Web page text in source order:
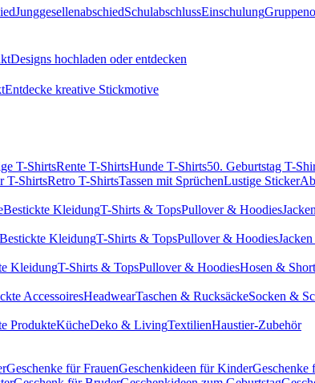
JunggesellenabschiedSchulabschlussEinschulung
Designs hochladen oder entdecken
Entdecke kreative Stickmotive
T-ShirtsRente T-ShirtsHunde T-Shirts50. Geburtstag T-
T-ShirtsRetro T-ShirtsTassen mit SprüchenLustige Sticker
Bestickte KleidungT-Shirts & TopsPullover & Hoodies
Bestickte KleidungT-Shirts & TopsPullover & Hoodies
KleidungT-Shirts & TopsPullover & HoodiesHosen &
AccessoiresHeadwearTaschen & RucksäckeSocken &
ProdukteKücheDeko & LivingTextilienHaustier-Zubehör
Geschenke für FrauenGeschenkideen für KinderGeschenke